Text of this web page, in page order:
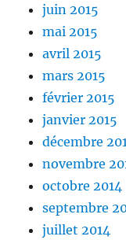
juin 2015
mai 2015
avril 2015
mars 2015
février 2015
janvier 2015
décembre
novembre
octobre 2014
septembre
juillet 2014